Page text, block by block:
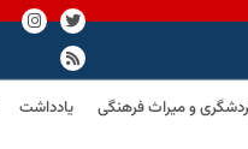
و میراث فرهنگی یادداشت